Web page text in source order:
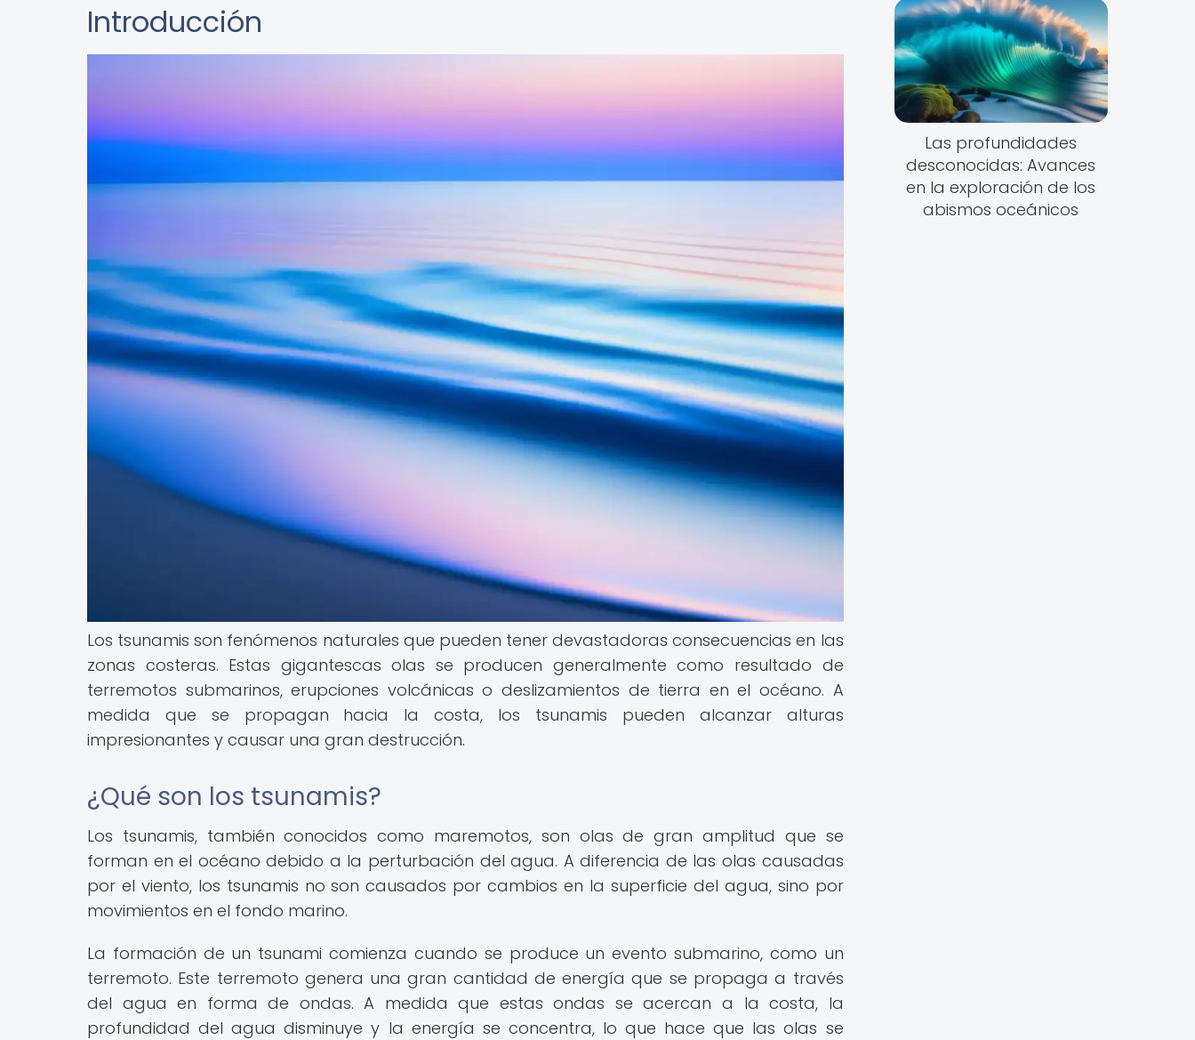
Introducción
Los tsunamis son fenómenos naturales que pueden tener devastadoras consecuencias en las
zonas costeras. Estas gigantescas olas se producen generalmente como resultado de
terremotos submarinos, erupciones volcánicas o deslizamientos de tierra en el océano. A
medida que se propagan hacia la costa, los tsunamis pueden alcanzar alturas
impresionantes y causar una gran destrucción.
¿Qué son los tsunamis?
Los tsunamis, también conocidos como maremotos, son olas de gran amplitud que se
forman en el océano debido a la perturbación del agua. A diferencia de las olas causadas
por el viento, los tsunamis no son causados por cambios en la superficie del agua, sino por
movimientos en el fondo marino.
La formación de un tsunami comienza cuando se produce un evento submarino, como un
terremoto. Este terremoto genera una gran cantidad de energía que se propaga a través
del agua en forma de ondas. A medida que estas ondas se acercan a la costa, la
profundidad del agua disminuye y la energía se concentra, lo que hace que las olas se
Las profundidades
desconocidas: Avances
en la exploración de los
abismos oceánicos